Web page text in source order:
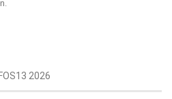
2026